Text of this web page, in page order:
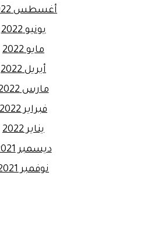
أغسطس 2022
يونيو 2022
مايو 2022
أبريل 2022
مارس 2022
فبراير 2022
يناير 2022
ديسمبر 2021
نوفمبر 2021